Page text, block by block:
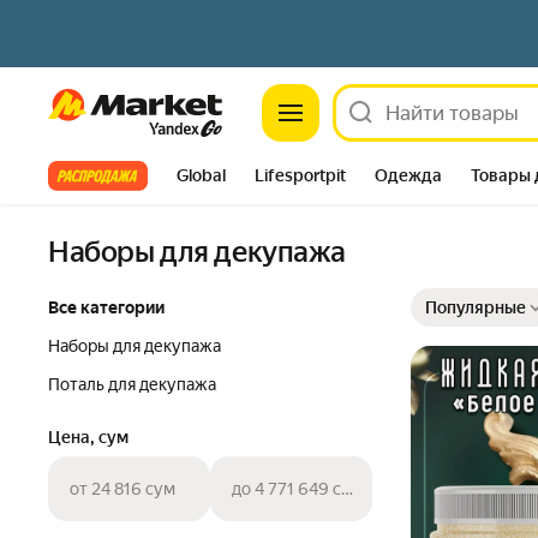
Market
Все хиты Global Lifesportpit Одежда Товары
Наборы для декупажа
Все категории
Наборы для декупажа
Поталь для декупажа
Цена, сум
от 24 816 сум до 4 771 649 сум
Популярные